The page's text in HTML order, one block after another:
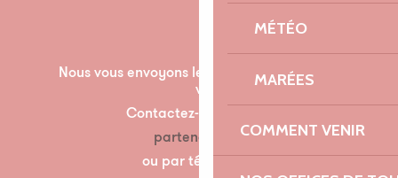
MÉTÉO
MARÉES
COMMENT VENIR
première fois ?
Nous vous envoyons les documents nécessaire à
votre partenariat par mail.
Contactez-nous à l’adresse suivante :
partenariats@lannion-tregor.com
ou par téléphone au 07 86 04 60 30